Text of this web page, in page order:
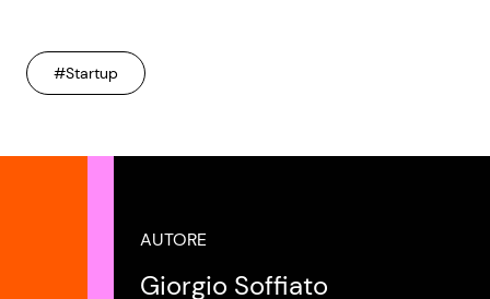
#Startup
AUTORE
Giorgio Soffiato